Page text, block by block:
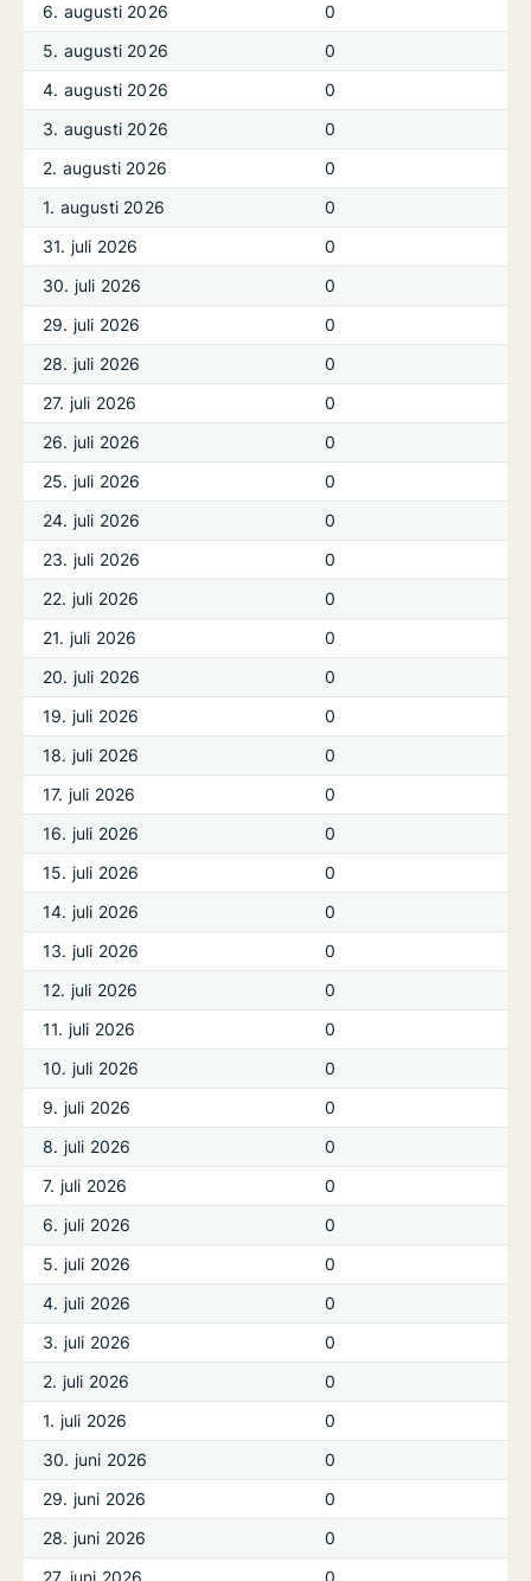
6. augusti 2026
0
5. augusti 2026
0
4. augusti 2026
0
3. augusti 2026
0
2. augusti 2026
0
1. augusti 2026
0
31. juli 2026
0
30. juli 2026
0
29. juli 2026
0
28. juli 2026
0
27. juli 2026
0
26. juli 2026
0
25. juli 2026
0
24. juli 2026
0
23. juli 2026
0
22. juli 2026
0
21. juli 2026
0
20. juli 2026
0
19. juli 2026
0
18. juli 2026
0
17. juli 2026
0
16. juli 2026
0
15. juli 2026
0
14. juli 2026
0
13. juli 2026
0
12. juli 2026
0
11. juli 2026
0
10. juli 2026
0
9. juli 2026
0
8. juli 2026
0
7. juli 2026
0
6. juli 2026
0
5. juli 2026
0
4. juli 2026
0
3. juli 2026
0
2. juli 2026
0
1. juli 2026
0
30. juni 2026
0
29. juni 2026
0
28. juni 2026
0
27. juni 2026
0